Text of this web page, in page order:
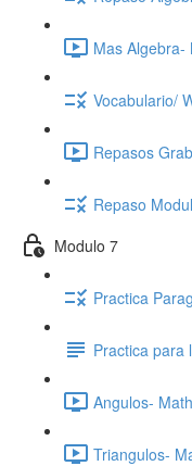
Mas Algebra-
Vocabulario/
Repasos
Repaso
Modulo 7
Practica
Practica para
Angulos-
Triangulos-